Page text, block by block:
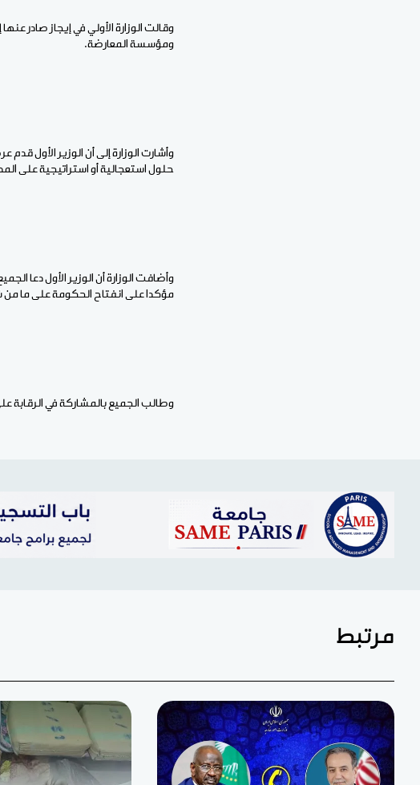
وقالت الوزارة الأولي في إيجاز صادر
ومؤسسة المعارضة.
وأشارت الوزارة إلى أن الوزير الأول
حلول استعجالية أو استراتيجية على
وأضافت الوزارة أن الوزير الأول دعا
مؤكدا على انفتاح الحكومة على ما من
وطالب الجميع بالمشاركة في الرقابة
مرتبط